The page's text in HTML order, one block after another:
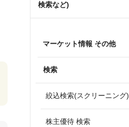
検索など)
マーケット情報 その他
検索
絞込検索(スクリーニング)
株主優待 検索